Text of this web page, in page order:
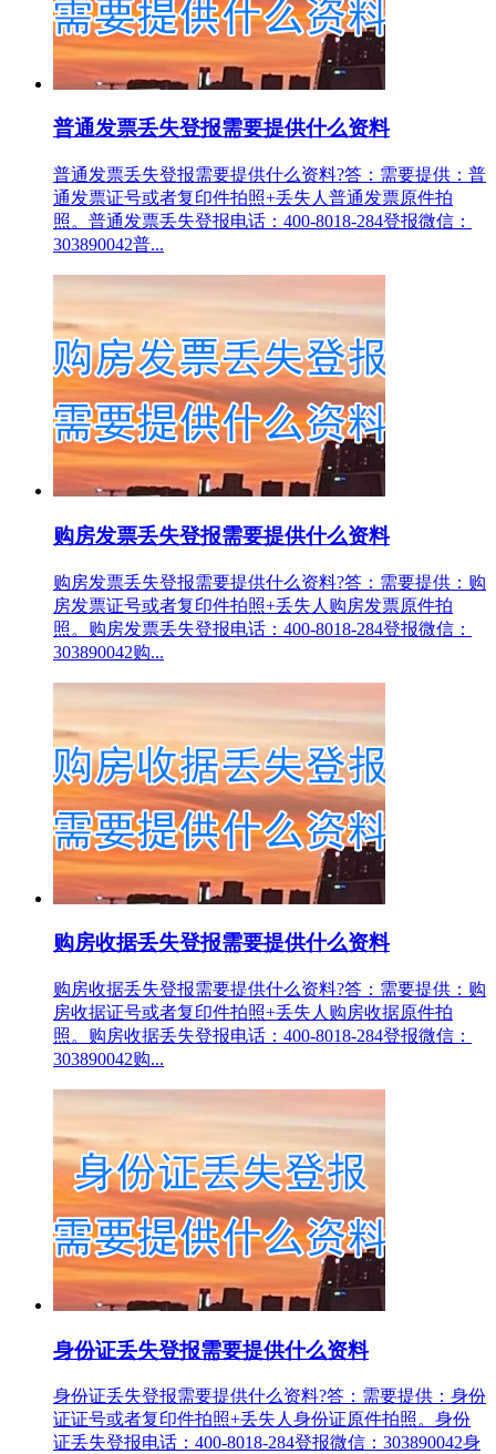
普通发票丢失登报需要提供什么资料
普通发票丢失登报需要提供什么资料?答：需要提供：普
通发票证号或者复印件拍照+丢失人普通发票原件拍
照。普通发票丢失登报电话：400-8018-284登报微信：
303890042普...
购房发票丢失登报需要提供什么资料
购房发票丢失登报需要提供什么资料?答：需要提供：购
房发票证号或者复印件拍照+丢失人购房发票原件拍
照。购房发票丢失登报电话：400-8018-284登报微信：
303890042购...
购房收据丢失登报需要提供什么资料
购房收据丢失登报需要提供什么资料?答：需要提供：购
房收据证号或者复印件拍照+丢失人购房收据原件拍
照。购房收据丢失登报电话：400-8018-284登报微信：
303890042购...
身份证丢失登报需要提供什么资料
身份证丢失登报需要提供什么资料?答：需要提供：身份
证证号或者复印件拍照+丢失人身份证原件拍照。身份
证丢失登报电话：400-8018-284登报微信：303890042身